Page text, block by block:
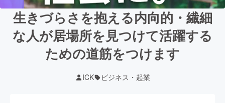
生きづらさを抱える内向的・繊細
な人が居場所を見つけて活躍する
ための道筋をつけます
ICK ビジネス・起業